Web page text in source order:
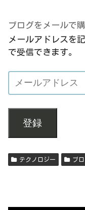
ブログをメールで
メールアドレスを
で受信できます。
登録
テクノロジー ブ